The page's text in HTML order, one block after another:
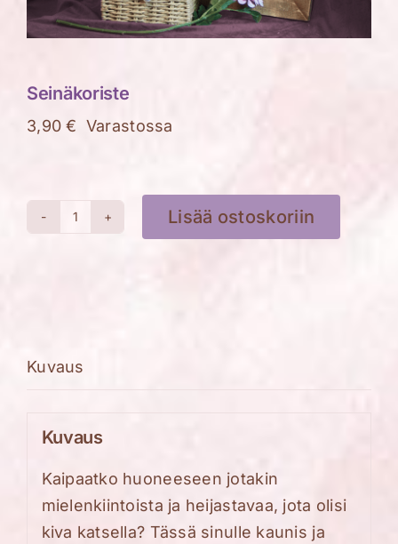
Seinäkoriste
3,90€ Varastossa
Seinäkoriste
Lisää ostoskoriin
Kuvaus
Kuvaus
Kaipaatko huoneeseen jotakin
mielenkiintoista ja heijastavaa, jota olisi
kiva katsella? Tässä sinulle kaunis ja